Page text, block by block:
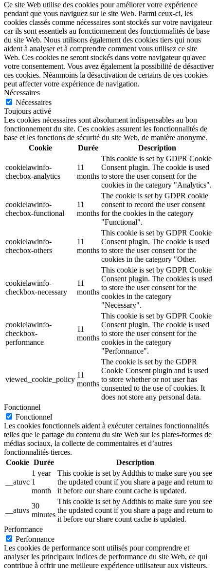
Ce site Web utilise des cookies pour améliorer votre expérience
pendant que vous naviguez sur le site Web. Parmi ceux-ci, les
cookies classés comme nécessaires sont stockés sur votre navigateur
car ils sont essentiels au fonctionnement des fonctionnalités de base
du site Web. Nous utilisons également des cookies tiers qui nous
aident à analyser et à comprendre comment vous utilisez ce site
Web. Ces cookies ne seront stockés dans votre navigateur qu'avec
votre consentement. Vous avez également la possibilité de désactiver
ces cookies. Néanmoins la désactivation de certains de ces cookies
peut affecter votre expérience de navigation.
Nécessaires
Nécessaires
Toujours activé
Les cookies nécessaires sont absolument indispensables au bon
fonctionnement du site. Ces cookies assurent les fonctionnalités de
base et les fonctions de sécurité du site Web, de manière anonyme.
Cookie
Durée Description
cookielawinfo-
checbox-analytics
11
months
This cookie is set by GDPR Cookie
Consent plugin. The cookie is used
to store the user consent for the
cookies in the category "Analytics".
cookielawinfo-
checbox-functional
11
months
The cookie is set by GDPR cookie
consent to record the user consent
for the cookies in the category
"Functional".
cookielawinfo-
checbox-others
11
months
This cookie is set by GDPR Cookie
Consent plugin. The cookie is used
to store the user consent for the
cookies in the category "Other.
cookielawinfo-
checkbox-necessary
11
months
This cookie is set by GDPR Cookie
Consent plugin. The cookies is used
to store the user consent for the
cookies in the category
"Necessary".
cookielawinfo-
checkbox-
performance
11
months
This cookie is set by GDPR Cookie
Consent plugin. The cookie is used
to store the user consent for the
cookies in the category
"Performance".
viewed_cookie_policy
11
months
The cookie is set by the GDPR
Cookie Consent plugin and is used
to store whether or not user has
consented to the use of cookies. It
does not store any personal data.
Fonctionnel
Fonctionnel
Les cookies fonctionnels aident à exécuter certaines fonctionnalités
telles que le partage du contenu du site Web sur les plates-formes de
médias sociaux, la collecte de commentaires et d’autres
fonctionnalités tierces.
Cookie Durée Description
__atuvc
1 year
1
month
This cookie is set by Addthis to make sure you see
the updated count if you share a page and return to
it before our share count cache is updated.
__atuvs
30
minutes
This cookie is set by Addthis to make sure you see
the updated count if you share a page and return to
it before our share count cache is updated.
Performance
Performance
Les cookies de performance sont utilisés pour comprendre et
analyser les principaux indices de performance du site Web, ce qui
contribue à offrir une meilleure expérience utilisateur aux visiteurs.